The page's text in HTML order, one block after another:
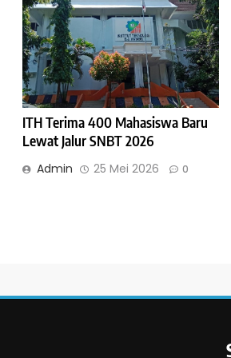
ITH Terima 400 Mahasiswa Baru
Lewat Jalur SNBT 2026
Admin 25 Mei 2026 0